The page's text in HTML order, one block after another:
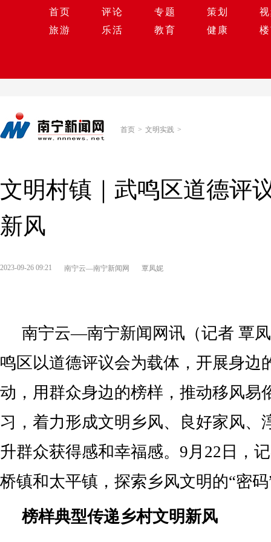
首页 评论 专题 策划
旅游
乐活 教育 健康
首页 > 文明实践 >
文明村镇｜武鸣区道德评
新风
2023-09-26 09:21 南宁云—南宁新闻网 覃凤妮
南宁云—南宁新闻网讯（记者 覃
鸣区以道德评议会为载体，开展身边
动，用群众身边的榜样，推动移风易
习，着力形成文明乡风、良好家风、
升群众获得感和幸福感。9月22日，
桥镇和太平镇，探索乡风文明的“密码
榜样典型传递乡村文明新风